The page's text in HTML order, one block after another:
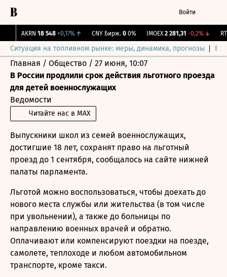
Войти
AKRN 18 548 +0,17% ↑ CNY Бирж. 0 0% IMOEX 2 281,31 -0,2% ↓
Ситуация на топливном рынке: меры, динамика, прогнозы
Главная / Общество / 27 июня, 10:07
В России продлили срок действия льготного проезда
для детей военнослужащих
Ведомости
Читайте нас в MAX
Выпускники школ из семей военнослужащих,
достигшие 18 лет, сохранят право на льготный
проезд до 1 сентября, сообщалось на сайте нижней
палаты парламента.
Льготой можно воспользоваться, чтобы доехать до
нового места службы или жительства (в том числе
при увольнении), а также до больницы по
направлению военных врачей и обратно.
Оплачивают или компенсируют поездки на поезде,
самолете, теплоходе и любом автомобильном
транспорте, кроме такси.